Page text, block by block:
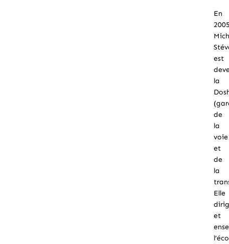
En
est
la
de
la
voie
et
de
la
Elle
et